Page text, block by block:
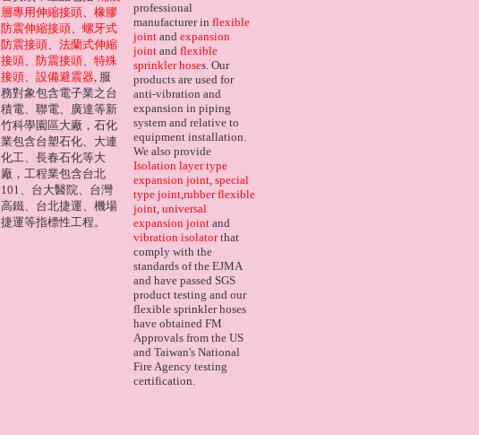
層專用伸縮接頭
橡膠
防震伸縮接頭
螺牙式
防震接頭
法蘭式伸縮
接頭
防震接頭
特殊
接頭
設備避震器 , 服
務對象包含電子業之台
積電、聯電、廣達等新
竹科學園區大廠，石化
業包含台塑石化、大連
化工、長春石化等大
廠，工程業包含台北
101、台大醫院、台灣
高鐵、台北捷運、機場
捷運等指標性工程。
professional
manufacturer in flexible
joint and expansion
joint and flexible
sprinkler hoses. Our
products are used for
anti-vibration and
expansion in piping
system and relative to
equipment installation.
We also provide
Isolation layer type
expansion joint special
type joint rubber flexible
joint universal
expansion joint and
vibration isolatorthat
comply with the
standards of the EJMA
and have passed SGS
product testing and our
flexible sprinkler hoses
have obtained FM
Approvals from the US
and Taiwan's National
Fire Agency testing
certification.